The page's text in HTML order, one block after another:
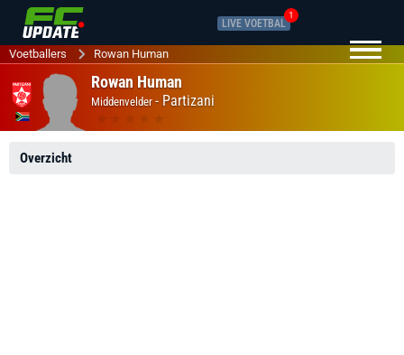
LIVE VOETBAL
1
Voetballers Rowan Human
Rowan Human
Middenvelder - Partizani
Overzicht